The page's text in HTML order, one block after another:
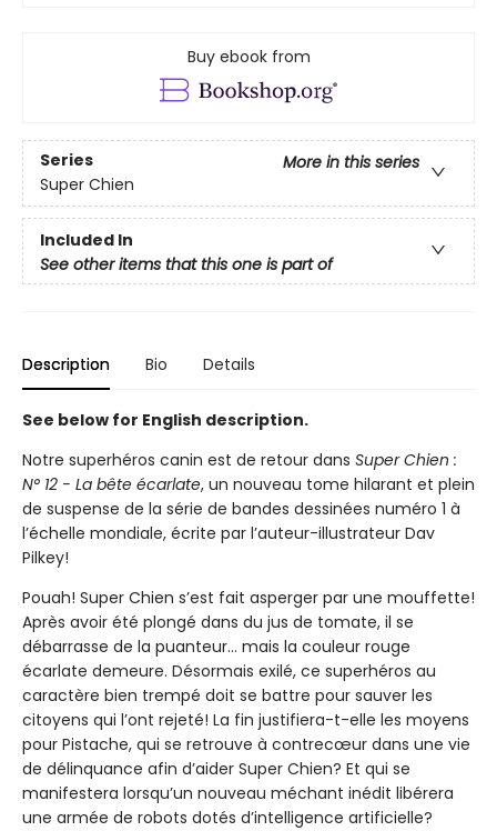
Buy ebook from
Series
More in this series
Super Chien
Included In
See other items that this one is part of
Description Bio Details
See below for English description.
Notre superhéros canin est de retour dans Super Chien :
N° 12 - La bête écarlate, un nouveau tome hilarant et plein
de suspense de la série de bandes dessinées numéro 1 à
l’échelle mondiale, écrite par l’auteur-illustrateur Dav
Pilkey!
Pouah! Super Chien s’est fait asperger par une mouffette!
Après avoir été plongé dans du jus de tomate, il se
débarrasse de la puanteur… mais la couleur rouge
écarlate demeure. Désormais exilé, ce superhéros au
caractère bien trempé doit se battre pour sauver les
citoyens qui l’ont rejeté! La fin justifiera-t-elle les moyens
pour Pistache, qui se retrouve à contrecœur dans une vie
de délinquance afin d’aider Super Chien? Et qui se
manifestera lorsqu’un nouveau méchant inédit libérera
une armée de robots dotés d’intelligence artificielle?